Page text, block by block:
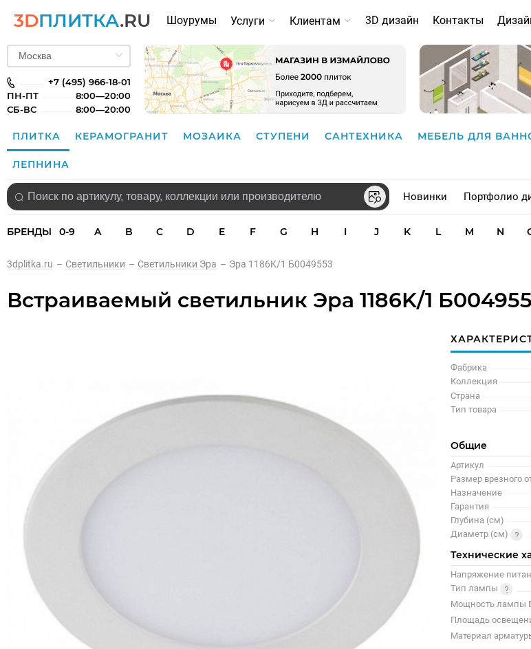
3DПЛИТКА.RU Шоурумы Услуги Клиентам 3D дизайн Контакты
+7 (495) 966-18-01
ПН-ПТ
8:00—20:00
СБ-ВС
8:00—20:00
ПЛИТКА КЕРАМОГРАНИТ МОЗАИКА СТУПЕНИ САНТЕХНИКА МЕБЕЛЬ ДЛЯ
ЛЕПНИНА
Новинки Портфолио
БРЕНДЫ 0-9 A B C D E F G H I J K L M N
3dplitka.ru – Светильники – Светильники Эра – Эра 1186K/1 Б0049553
Встраиваемый светильник Эра 1186K/1
Фабрика
Коллекция
Страна
Тип товара
Общие
Артикул
Размер врезного
Назначение
Гарантия
Глубина (см)
Диаметр (см)
Технические
Напряжение
Тип лампы
Мощность лампы
Площадь
Материал